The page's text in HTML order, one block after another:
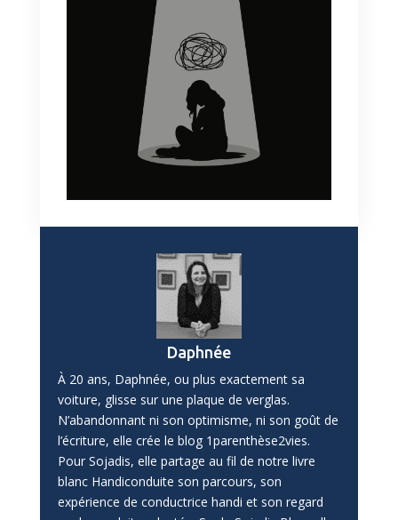
Daphnée
À 20 ans, Daphnée, ou plus exactement sa
voiture, glisse sur une plaque de verglas.
N’abandonnant ni son optimisme, ni son goût de
l’écriture, elle crée le blog 1parenthèse2vies.
Pour Sojadis, elle partage au fil de notre livre
blanc Handiconduite son parcours, son
expérience de conductrice handi et son regard